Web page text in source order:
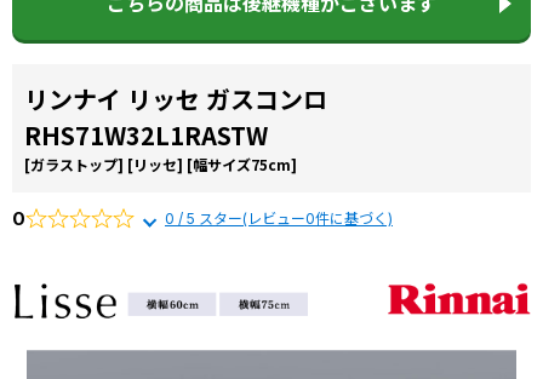
よく
質問
リンナイ リッセ ガスコンロ
RHS71W32L1RASTW
[ガラストップ] [リッセ] [幅サイズ75cm]
0 0 / 5 スター(レビュー0件に基づく)